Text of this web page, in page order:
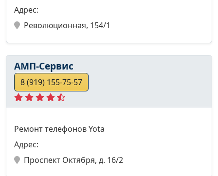
Адрес:
Революционная, 154/1
АМП-Сервис
8 (919) 155-75-57
Ремонт телефонов Yota
Адрес:
Проспект Октября, д. 16/2